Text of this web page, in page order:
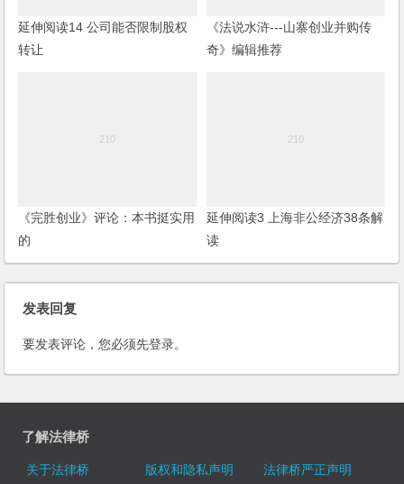
延伸阅读14 公司能否限制股权
转让
《法说水浒---山寨创业并购传
奇》编辑推荐
《完胜创业》评论：本书挺实用
的
延伸阅读3 上海非公经济38条解
读
发表回复
要发表评论，您必须先登录。
了解法律桥
关于法律桥 版权和隐私声明
法律桥严正声明